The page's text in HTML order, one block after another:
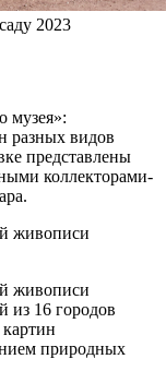
2023
музея»:
разных видов
представлены
коллекторами-
живописи
живописи
из 16 городов
природных